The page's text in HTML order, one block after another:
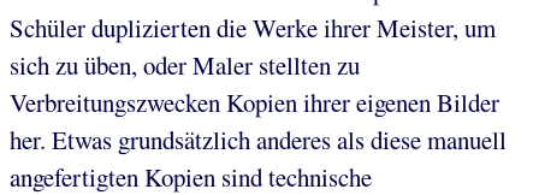
Schüler duplizierten die Werke ihrer Meister, um
sich zu üben, oder Maler stellten zu
Verbreitungszwecken Kopien ihrer eigenen Bilder
her. Etwas grundsätzlich anderes als diese manuell
angefertigten Kopien sind technische